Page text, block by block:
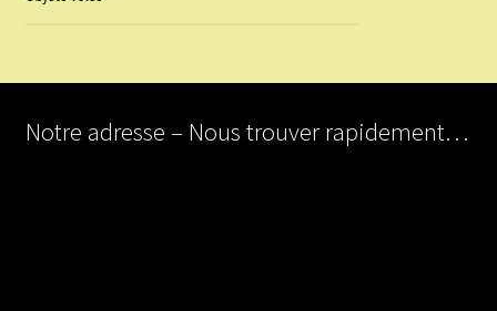
Notre adresse – Nous trouver rapidement…